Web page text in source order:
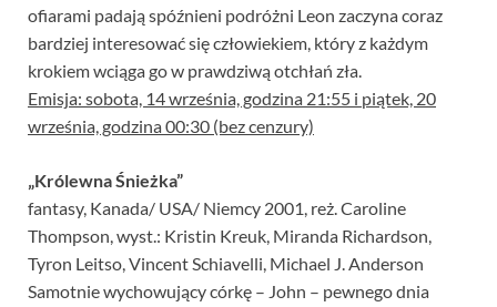
ofiarami padają spóźnieni podróżni Leon zaczyna coraz
bardziej interesować się człowiekiem, który z każdym
krokiem wciąga go w prawdziwą otchłań zła.
Emisja: sobota, 14 września, godzina 21:55 i piątek, 20
września, godzina 00:30 (bez cenzury)
„Królewna Śnieżka”
fantasy, Kanada/ USA/ Niemcy 2001, reż. Caroline
Thompson, wyst.: Kristin Kreuk, Miranda Richardson,
Tyron Leitso, Vincent Schiavelli, Michael J. Anderson
Samotnie wychowujący córkę – John – pewnego dnia